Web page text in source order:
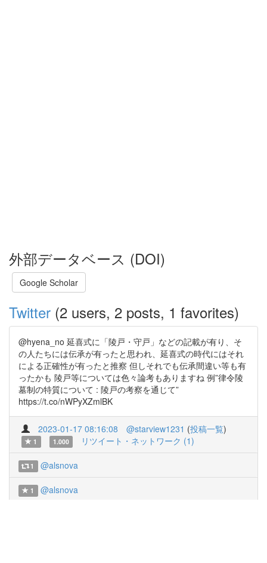
外部データベース (DOI)
Google Scholar
Twitter (2 users, 2 posts, 1 favorites)
@hyena_no 延喜式に「陵戸・守戸」などの記載が有り、そ
の人たちには伝承が有ったと思われ、延喜式の時代にはそれ
による正確性が有ったと推察 但しそれでも伝承間違い等も有
ったかも 陵戸等については色々論考もありますね 例”律令陵
墓制の特質について : 陵戸の考察を通じて”
https://t.co/nWPyXZmlBK
2023-01-17 08:16:08 @starview1231 (投稿一覧)
1 1.000 リツイート・ネットワーク (1)
1 @alsnova
1 @alsnova